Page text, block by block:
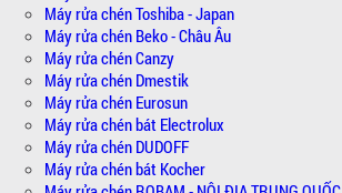
Máy rửa chén Toshiba - Japan
Máy rửa chén Beko - Châu Âu
Máy rửa chén Canzy
Máy rửa chén Dmestik
Máy rửa chén Eurosun
Máy rửa chén bát Electrolux
Máy rửa chén DUDOFF
Máy rửa chén bát Kocher